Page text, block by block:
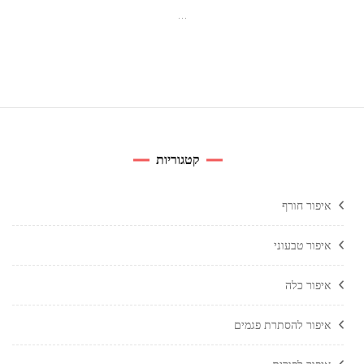
…
קטגוריות
איפור חורף
איפור טבעוני
איפור כלה
איפור להסתרת פגמים